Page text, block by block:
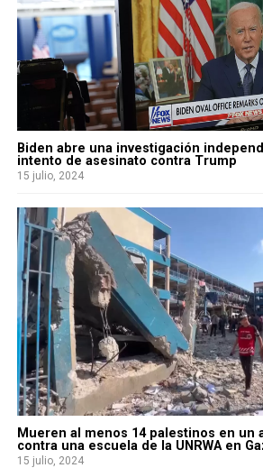
Biden abre una investigación
intento de asesinato contra Trump
15 julio, 2024
Mueren al menos 14 palestinos en un
contra una escuela de la UNRWA en
15 julio, 2024